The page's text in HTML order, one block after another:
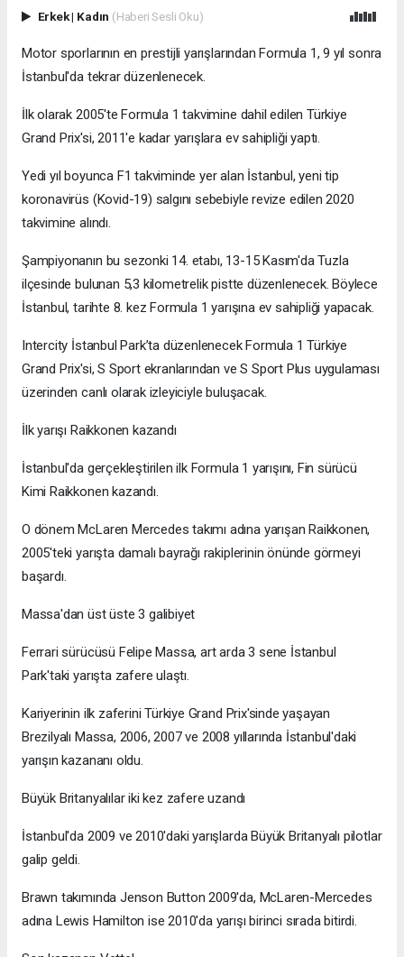
Erkek| Kadın (Haberi Sesli Oku)
Motor sporlarının en prestijli yarışlarından Formula 1, 9 yıl sonra
İstanbul'da tekrar düzenlenecek.
İlk olarak 2005'te Formula 1 takvimine dahil edilen Türkiye
Grand Prix'si, 2011'e kadar yarışlara ev sahipliği yaptı.
Yedi yıl boyunca F1 takviminde yer alan İstanbul, yeni tip
koronavirüs (Kovid-19) salgını sebebiyle revize edilen 2020
takvimine alındı.
Şampiyonanın bu sezonki 14. etabı, 13-15 Kasım'da Tuzla
ilçesinde bulunan 5,3 kilometrelik pistte düzenlenecek. Böylece
İstanbul, tarihte 8. kez Formula 1 yarışına ev sahipliği yapacak.
Intercity İstanbul Park’ta düzenlenecek Formula 1 Türkiye
Grand Prix'si, S Sport ekranlarından ve S Sport Plus uygulaması
üzerinden canlı olarak izleyiciyle buluşacak.
İlk yarışı Raikkonen kazandı
İstanbul'da gerçekleştirilen ilk Formula 1 yarışını, Fin sürücü
Kimi Raikkonen kazandı.
O dönem McLaren Mercedes takımı adına yarışan Raikkonen,
2005'teki yarışta damalı bayrağı rakiplerinin önünde görmeyi
başardı.
Massa'dan üst üste 3 galibiyet
Ferrari sürücüsü Felipe Massa, art arda 3 sene İstanbul
Park'taki yarışta zafere ulaştı.
Kariyerinin ilk zaferini Türkiye Grand Prix'sinde yaşayan
Brezilyalı Massa, 2006, 2007 ve 2008 yıllarında İstanbul'daki
yarışın kazananı oldu.
Büyük Britanyalılar iki kez zafere uzandı
İstanbul'da 2009 ve 2010'daki yarışlarda Büyük Britanyalı pilotlar
galip geldi.
Brawn takımında Jenson Button 2009'da, McLaren-Mercedes
adına Lewis Hamilton ise 2010'da yarışı birinci sırada bitirdi.